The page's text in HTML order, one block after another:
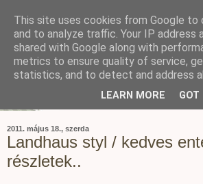
2011. május 18., szerda
Landhaus styl / kedves
részletek..
This site uses cookies from Google to
and to analyze traffic. Your IP address
shared with Google along with
metrics to ensure quality of service,
statistics, and to detect and address
LEARN MORE GOT